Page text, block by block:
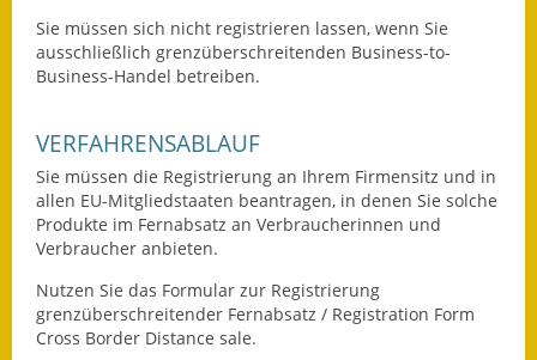
Beratungsstellen im
Landkreis
Fundbehörde
Sitzungsberichte 2015
Sie müssen sich nicht registrieren lassen, wenn Sie
ausschließlich grenzüberschreitenden Business-to-
Business-Handel betreiben.
VERFAHRENSABLAUF
Sie müssen die Registrierung an Ihrem Firmensitz und in
allen EU-Mitgliedstaaten beantragen, in denen Sie solche
Produkte im Fernabsatz an Verbraucherinnen und
Verbraucher anbieten.
Nutzen Sie das Formular zur Registrierung
grenzüberschreitender Fernabsatz / Registration Form
Cross Border Distance sale.